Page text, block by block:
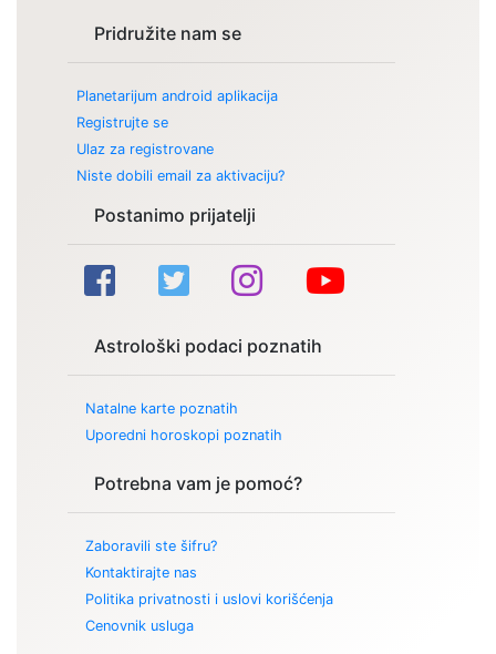
Pridružite nam se
Planetarijum android aplikacija
Registrujte se
Ulaz za registrovane
Niste dobili email za aktivaciju?
Postanimo prijatelji
Astrološki podaci poznatih
Natalne karte poznatih
Uporedni horoskopi poznatih
Potrebna vam je pomoć?
Zaboravili ste šifru?
Kontaktirajte nas
Politika privatnosti i uslovi korišćenja
Cenovnik usluga